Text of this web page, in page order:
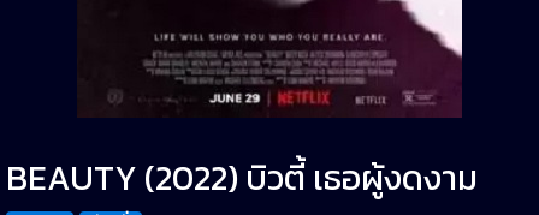
BEAUTY (2022) บิวตี้ เธอผู้งดงาม